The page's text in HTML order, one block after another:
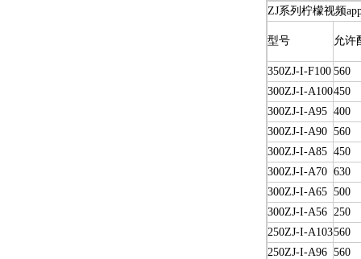
ZJ系列柠檬视频
型号 允许
350ZJ-I-F100 560
300ZJ-I-A100450
300ZJ-I-A95 400
300ZJ-I-A90 560
300ZJ-I-A85 450
300ZJ-I-A70 630
300ZJ-I-A65 500
300ZJ-I-A56 250
250ZJ-I-A103560
250ZJ-I-A96 560